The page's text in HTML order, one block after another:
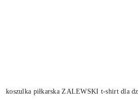
koszulka piłkarska ZALEWSKI t-shirt dla